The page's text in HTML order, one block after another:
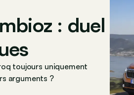
: duel
toujours uniquement
arguments ?